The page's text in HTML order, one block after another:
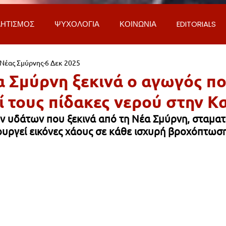
ΨΥΧΟΛΟΓΙΑ ΚΟΙΝΩΝΙΑ EDITORIALS
& ΑΠΟΨΕΙΣ
ΕΚΚΛΗΣΙΑ ΕΠΙΣΤΗΜΗ & ΤΕΧΝΟΛΟΓΙΑ ΦΥΣΗ &
Σμύρνη ξεκινά ο αγωγός
τους πίδακες νερού στην
Σμύρνης 6 Δεκ 2025
υδάτων που ξεκινά από τη Νέα Σμύρνη,
εικόνες χάους σε κάθε ισχυρή